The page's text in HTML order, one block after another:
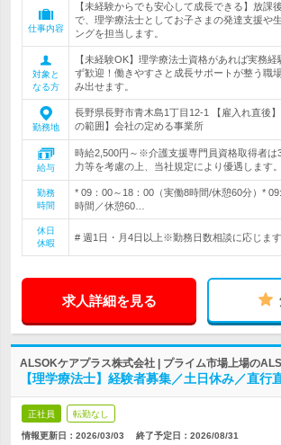
仕事内容
【未経験からでも安心して成長できる】放課
で、理学療法士としてお子さまの発達支援や
ングを担当します。
対象と
なる方
【未経験OK】理学療法士資格があれば実務
ず歓迎！働きやすさと成長サポートが整う職
み出せます。
勤務地
長野県長野市青木島1丁目12‐1 【雇入れ直後
の範囲】会社の定める事業所
給与
時給2,500円～※介護支援専門員資格取得者
力等を考慮の上、当社規定により優遇します
勤務
時間
* 09：00～18：00（実働8時間/休憩60分）*
時間／休憩60…
休日
休暇
# 週1日・月4日以上※勤務日数相談に応じま
求人詳細を見る
ALSOKケアプラス株式会社 | プライム市場上場の
【理学療法士】経験者募集／土日休み／直行
正社員 転勤なし
情報更新日：2026/03/03 終了予定日： 2026/08/31